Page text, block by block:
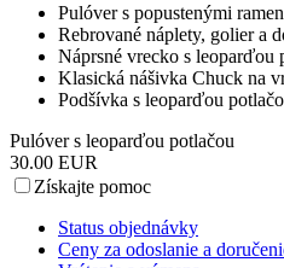
Pulóver s popustenými
Rebrované náplety, golier a
Náprsné vrecko s leoparďou
Klasická nášivka Chuck na
Podšívka s leoparďou
Pulóver s leoparďou potlačou
30.00 EUR
Získajte pomoc
Status objednávky
Ceny za odoslanie a